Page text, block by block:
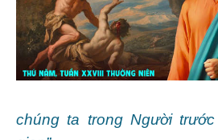
chúng ta trong Người